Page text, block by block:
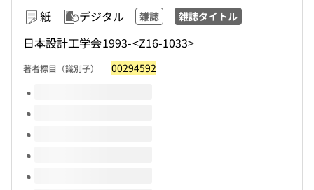
紙 デジタル 雑誌 雑誌タイトル
日本設計工学会1993-<Z16-1033>
著者標目（識別子） 00294592
このタイトルの巻号